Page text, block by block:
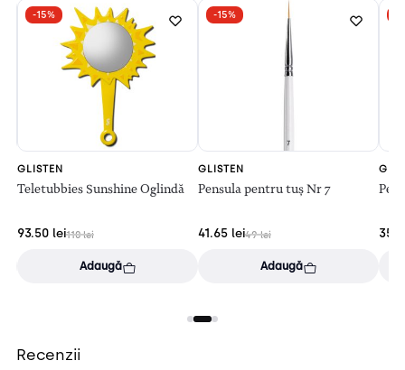
-15%
GLISTEN
Teletubbies Sunshine Oglindă
110lei
93.50 lei
Adaugă
-15%
GLISTEN
Pensula pentru tuș Nr 7
49lei
41.65 lei
Adaugă
Recenzii